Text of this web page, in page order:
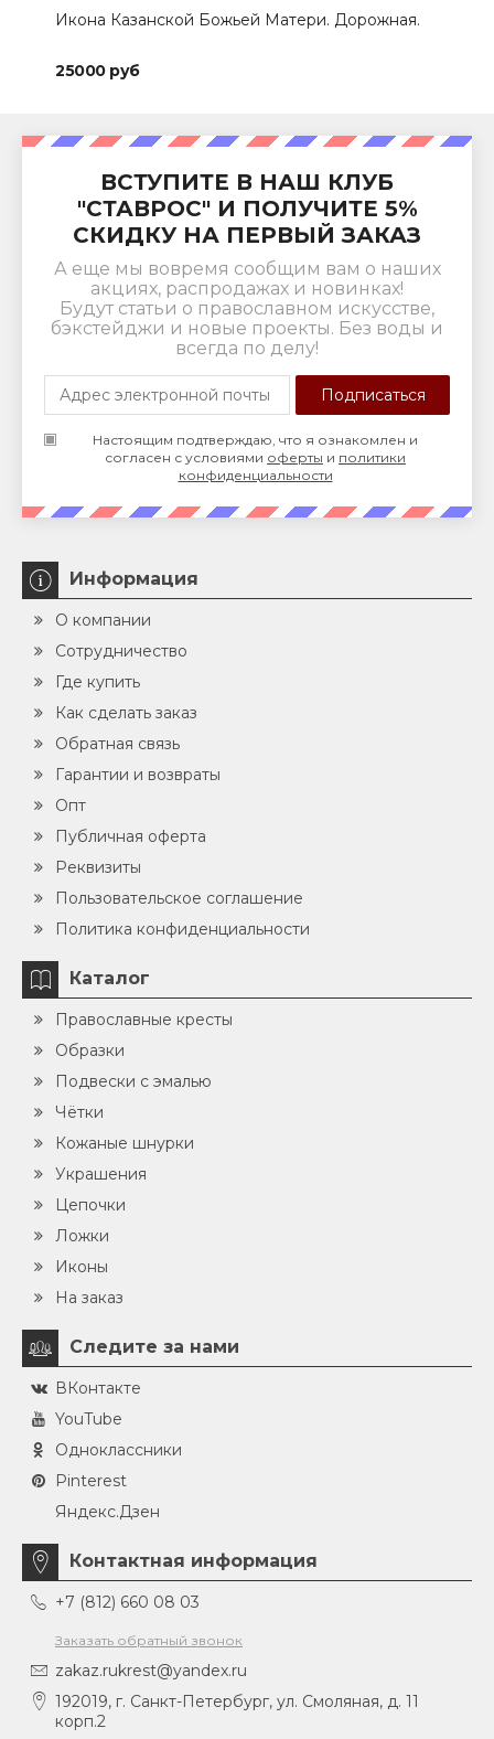
Икона Казанской Божьей Матери. Дорожная.
25000 руб
ВСТУПИТЕ В НАШ КЛУБ
"СТАВРОС" И ПОЛУЧИТЕ 5%
СКИДКУ НА ПЕРВЫЙ ЗАКАЗ
А еще мы вовремя сообщим вам о наших
акциях, распродажах и новинках!
Будут статьи о православном искусстве,
бэкстейджи и новые проекты. Без воды и
всегда по делу!
Настоящим подтверждаю, что я ознакомлен и
согласен с условиями оферты и политики
конфиденциальности
Информация
О компании
Сотрудничество
Где купить
Как сделать заказ
Обратная связь
Гарантии и возвраты
Опт
Публичная оферта
Реквизиты
Пользовательское соглашение
Политика конфиденциальности
Каталог
Православные кресты
Образки
Подвески с эмалью
Чётки
Кожаные шнурки
Украшения
Цепочки
Ложки
Иконы
На заказ
Следите за нами
ВКонтакте
YouTube
Одноклассники
Pinterest
Яндекс.Дзен
Контактная информация
+7 (812) 660 08 03
Заказать обратный звонок
zakaz.rukrest@yandex.ru
192019, г. Санкт-Петербург, ул. Смоляная, д. 11
корп.2